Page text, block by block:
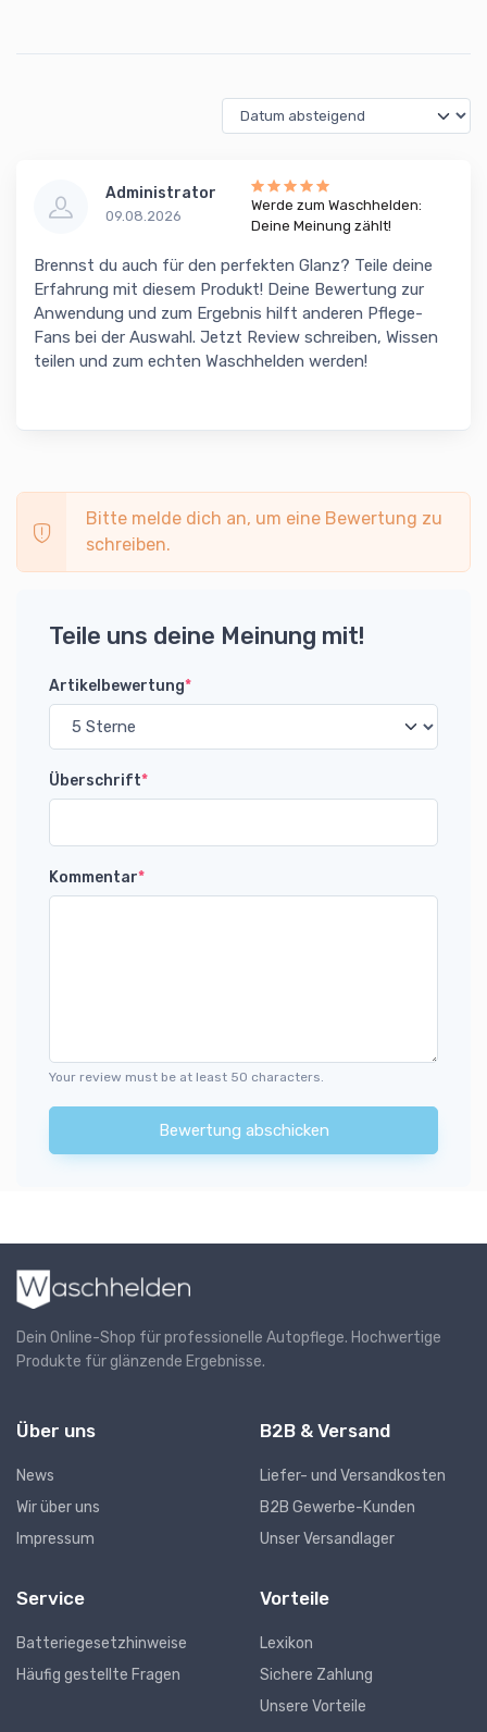
Administrator
09.08.2026
Werde zum Waschhelden:
Deine Meinung zählt!
Brennst du auch für den perfekten Glanz? Teile deine
Erfahrung mit diesem Produkt! Deine Bewertung zur
Anwendung und zum Ergebnis hilft anderen Pflege-
Fans bei der Auswahl. Jetzt Review schreiben, Wissen
teilen und zum echten Waschhelden werden!
Bitte melde dich an, um eine Bewertung zu
schreiben.
Teile uns deine Meinung mit!
Artikelbewertung*
Überschrift*
Kommentar*
Your review must be at least 50 characters.
Bewertung abschicken
Dein Online-Shop für professionelle Autopflege. Hochwertige
Produkte für glänzende Ergebnisse.
Über uns
News
Wir über uns
Impressum
B2B & Versand
Liefer- und Versandkosten
B2B Gewerbe-Kunden
Unser Versandlager
Service
Batteriegesetzhinweise
Häufig gestellte Fragen
Vorteile
Lexikon
Sichere Zahlung
Unsere Vorteile